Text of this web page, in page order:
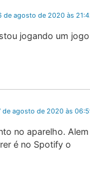
de agosto de 2020 às
jogando um jogo
de agosto de 2020 às
no aparelho. Alem
é no Spotify o